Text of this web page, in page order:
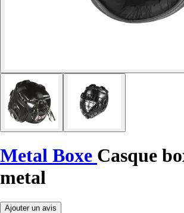
Metal Boxe Casque
metal
Ajouter un avis